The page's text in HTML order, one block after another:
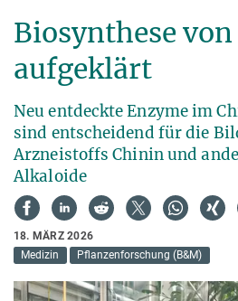
Biosynthese
aufgeklärt
Neu entdeckte Enzyme im
sind entscheidend für die
Arzneistoffs Chinin und
Alkaloide
18. MÄRZ 2026
Medizin
Pflanzenforschung (B&M)